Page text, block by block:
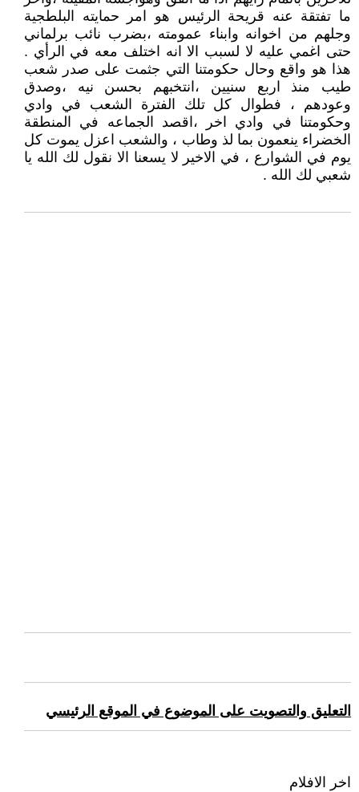
ما تفتقة عنه قريحة الرئيس هو امر حمايته البلطجية
وجلهم من اخوانه وابناء عمومته ،بضرب نائب برلماني
حتى اغمي عليه لا لسبب الا انه اختلف معه في الرأي .
هذا هو واقع وحال حكومتنا التي جثمت على صدر شعب
طيب منذ اربع سنيين ،انتخبهم بحسن نيه ،وصدق
وعودهم ، فطوال كل تلك الفترة الشعب في وادي
وحكومتنا في وادي اخر ،اقصد الجماعه في المنطقة
الخضراء ينعمون بما لذ وطاب ، والشعب اعزل يموت كل
يوم في الشوارع ، في الاخير لا يسعنا الا نقول لك الله يا
شعبي لك الله .
التعليق والتصويت على الموضوع في الموقع الرئيسي
اخر الافلام